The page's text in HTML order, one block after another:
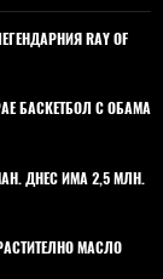
RAY OF
БАСКЕТБОЛ С ОБАМА
ДНЕС ИМА 2,5 МЛН.
МАСЛО